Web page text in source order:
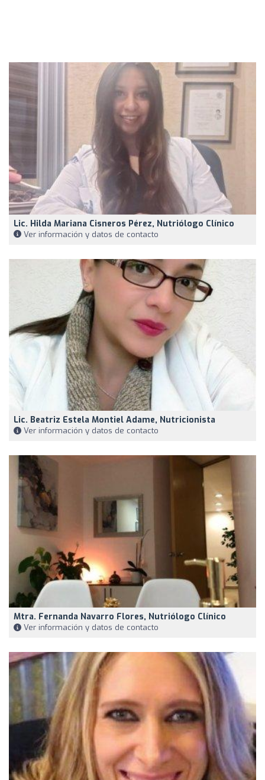
Lic. Hilda Mariana Cisneros Pérez, Nutriólogo Clínico
Ver información y datos de contacto
Lic. Beatriz Estela Montiel Adame, Nutricionista
Ver información y datos de contacto
Mtra. Fernanda Navarro Flores, Nutriólogo Clínico
Ver información y datos de contacto